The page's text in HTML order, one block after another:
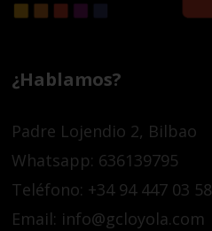
¿Hablamos?
Padre Lojendio 2, Bilbao
Whatsapp: 636139795
Teléfono: +34 94 447 03 58
Email: info@gcloyola.com